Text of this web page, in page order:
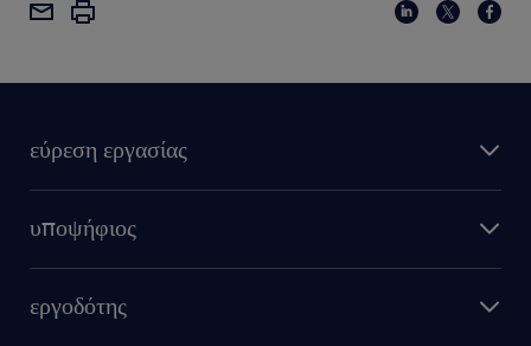
εύρεση εργασίας
υποψήφιος
εργοδότης